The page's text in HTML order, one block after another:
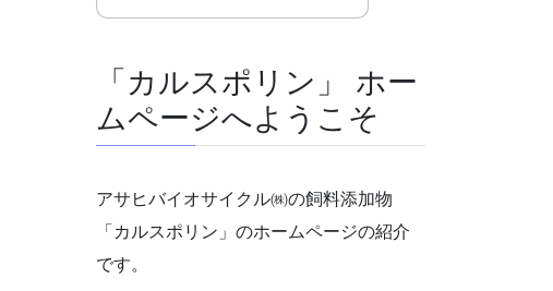
「カルスポリン」 ホー
ムページへようこそ
アサヒバイオサイクル㈱の飼料添加物
「カルスポリン」のホームページの紹介
です。